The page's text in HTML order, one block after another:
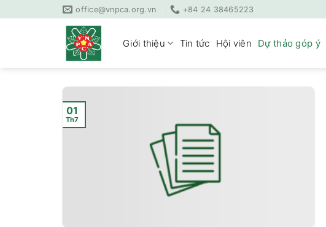
to
office@vnpca.org.vn +84 24 38465223
Giới thiệu Tin tức Hội viên Dự thảo góp ý
01
Th7